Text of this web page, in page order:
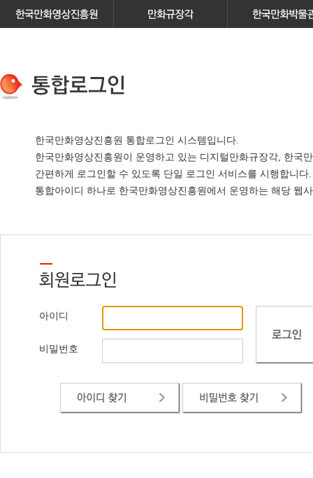
한국만화영상진흥원 통합로그인 시스템입니다.
한국만화영상진흥원이 운영하고 있는 디지털만화규장각, 한국
간편하게 로그인할 수 있도록 단일 로그인 서비스를 시행합니다.
통합아이디 하나로 한국만화영상진흥원에서 운영하는 해당 웹
아이디
비밀번호